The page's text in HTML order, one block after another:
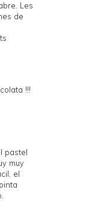
Les
de
!!!
pastel
muy
el